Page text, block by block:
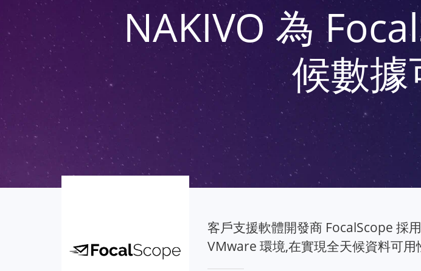
NAKIVO 為
候數據
客戶支援軟體開發商 FocalScope 採
VMware 環境,在實現全天候資料可用